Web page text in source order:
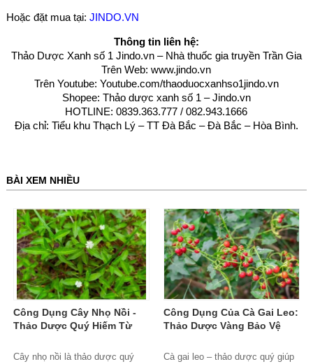
Hoặc đặt mua tại: JINDO.VN
Thông tin liên hệ:
Thảo Dược Xanh số 1 Jindo.vn – Nhà thuốc gia truyền Trần Gia
Trên Web:www.jindo.vn
Trên Youtube: Youtube.com/thaoduocxanhso1jindo.vn
Shopee: Thảo dược xanh số 1 – Jindo.vn
HOTLINE: 0839.363.777 / 082.943.1666
Địa chỉ: Tiểu khu Thạch Lý – TT Đà Bắc – Đà Bắc – Hòa Bình.
BÀI XEM NHIỀU
Công Dụng Cây Nhọ Nồi -
Thảo Dược Quý Hiếm Từ
Cây nhọ nồi là thảo dược quý
Công Dụng Của Cà Gai Leo:
Thảo Dược Vàng Bảo Vệ
Cà gai leo – thảo dược quý giúp